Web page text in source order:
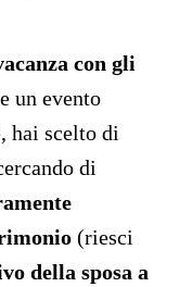
con gli
un evento
hai scelto di
di
(riesci
della sposa a